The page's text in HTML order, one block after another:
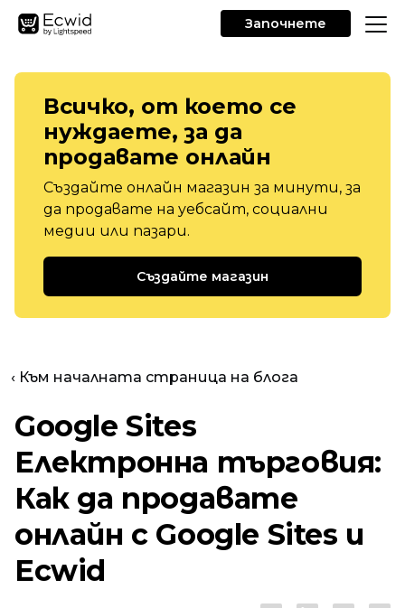
Започнете
Всичко, от което се
нуждаете, за да
продавате онлайн
Създайте онлайн магазин за минути, за
да продавате на уебсайт, социални
медии или пазари.
Създайте магазин
‹ Към началната страница на блога
Google Sites
Електронна търговия:
Как да продавате
онлайн с Google Sites и
Ecwid